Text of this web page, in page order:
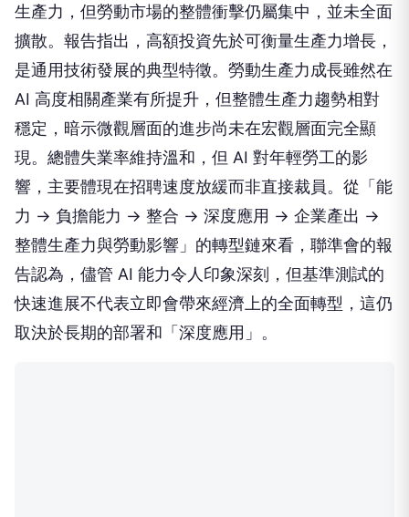
生產力，但勞動市場的整體衝擊仍屬集中，並未全面
擴散。報告指出，高額投資先於可衡量生產力增長，
是通用技術發展的典型特徵。勞動生產力成長雖然在
AI 高度相關產業有所提升，但整體生產力趨勢相對
穩定，暗示微觀層面的進步尚未在宏觀層面完全顯
現。總體失業率維持溫和，但 AI 對年輕勞工的影
響，主要體現在招聘速度放緩而非直接裁員。從「能
力 → 負擔能力 → 整合 → 深度應用 → 企業產出 →
整體生產力與勞動影響」的轉型鏈來看，聯準會的報
告認為，儘管 AI 能力令人印象深刻，但基準測試的
快速進展不代表立即會帶來經濟上的全面轉型，這仍
取決於長期的部署和「深度應用」。